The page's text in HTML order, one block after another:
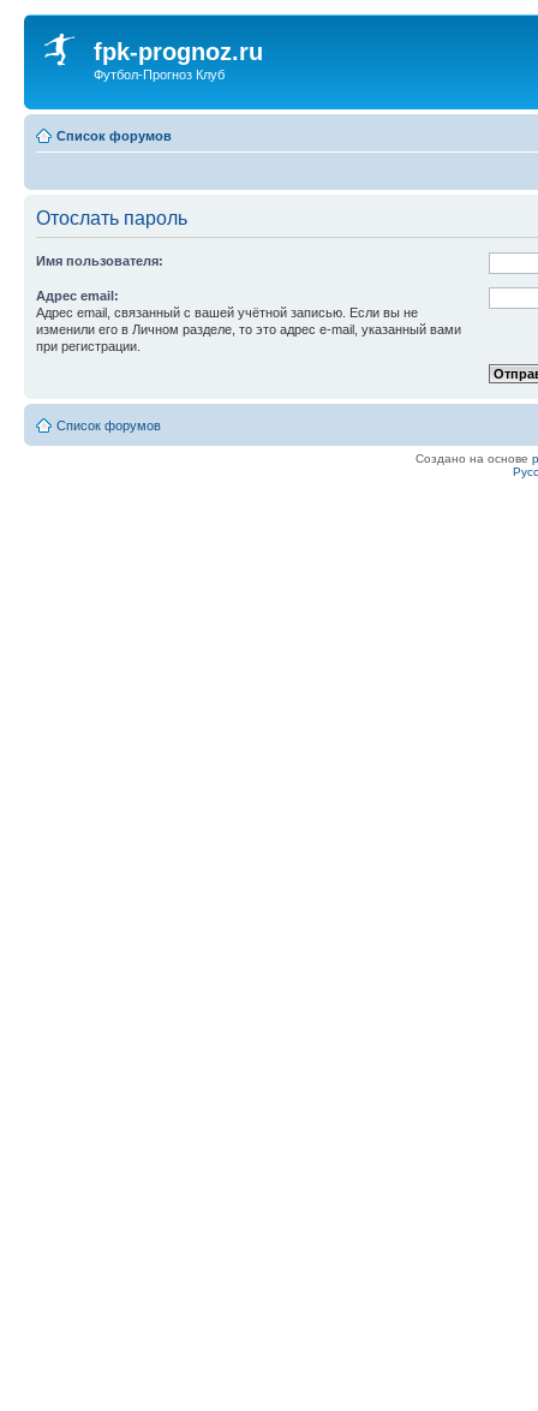
fpk-prognoz.ru
Футбол-Прогноз Клуб
Список форумов
Отослать пароль
Имя пользователя:
Адрес email:
Адрес email, связанный с вашей учётной записью. Если вы не
изменили его в Личном разделе, то это адрес e-mail, указанный вами
при регистрации.
Список форумов
Создано на основе